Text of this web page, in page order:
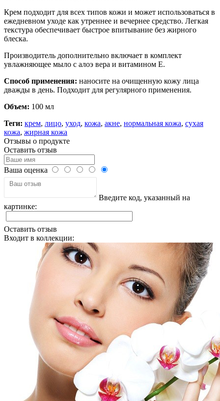
Крем подходит для всех типов кожи и может использоваться в
ежедневном уходе как утреннее и вечернее средство. Легкая
текстура обеспечивает быстрое впитывание без жирного
блеска.
Производитель дополнительно включает в комплект
увлажняющее мыло с алоэ вера и витамином Е.
Способ применения: наносите на очищенную кожу лица
дважды в день. Подходит для регулярного применения.
Объем: 100 мл
Теги: крем, лицо, уход, кожа, акне, нормальная кожа, сухая
кожа, жирная кожа
Отзывы о продукте
Оставить отзыв
Ваша оценка
Введите код, указанный на
картинке:
Оставить отзыв
Входит в коллекции: